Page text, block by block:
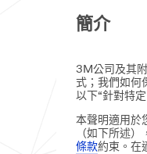
簡介
3M公司及其
式；我們如何
以下“針對特
本聲明適用於
（如下所述
條款約束。在